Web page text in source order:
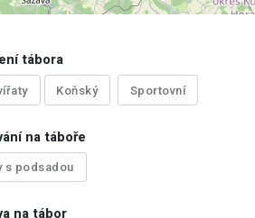
tábora
Koňský Sportovní
na táboře
s podsadou
na tábor